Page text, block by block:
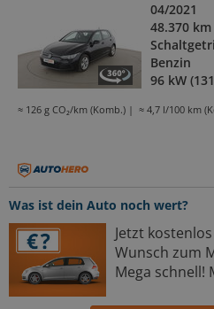
04/2021
48.370 km
Benzin
96 kW
≈ 126 g CO₂/km (Komb.) ≈ 4,7 l/100 km
Was ist dein Auto noch wert?
Jetzt
Wunsch zum
Mega schnell!